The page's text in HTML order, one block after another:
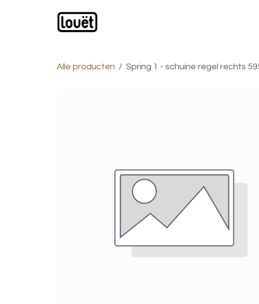
Alle producten Spring 1 - schuine regel rechts